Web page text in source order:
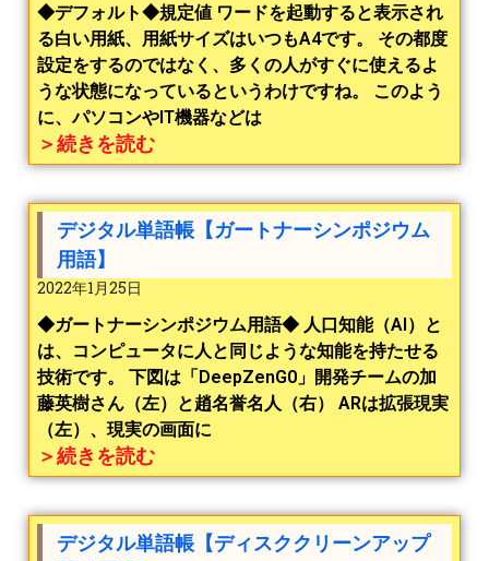
◆デフォルト◆規定値 ワードを起動すると表示され
る白い用紙、用紙サイズはいつもA4です。 その都度
設定をするのではなく、多くの人がすぐに使えるよ
うな状態になっているというわけですね。 このよう
に、パソコンやIT機器などは
＞続きを読む
デジタル単語帳【ガートナーシンポジウム
用語】
2022年1月25日
◆ガートナーシンポジウム用語◆ 人口知能（AI）と
は、コンピュータに人と同じような知能を持たせる
技術です。 下図は「DeepZenG0」開発チームの加
藤英樹さん（左）と趙名誉名人（右） ARは拡張現実
（左）、現実の画面に
＞続きを読む
デジタル単語帳【ディスククリーンアップ